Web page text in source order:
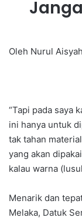
Oleh Nurul Aisyah
“Tapi pada saya
ini hanya untuk
tak tahan
yang akan
kalau warna
Menarik dan
Melaka, Datuk